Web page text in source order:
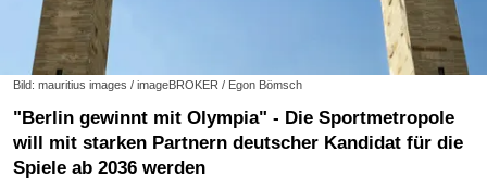
Bild: mauritius images / imageBROKER / Egon Bömsch
"Berlin gewinnt mit Olympia" - Die Sportmetropole
will mit starken Partnern deutscher Kandidat für die
Spiele ab 2036 werden